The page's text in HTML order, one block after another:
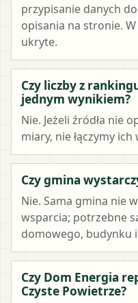
przypisanie danych
opisania na stronie.
ukryte.
Czy liczby z
jednym wynikiem?
Nie. Jeżeli źródła nie
miary, nie łączymy
Czy gmina
Nie. Sama gmina nie
wsparcia; potrzebne
domowego, budynku
Czy Dom Energia
Czyste Powietrze?